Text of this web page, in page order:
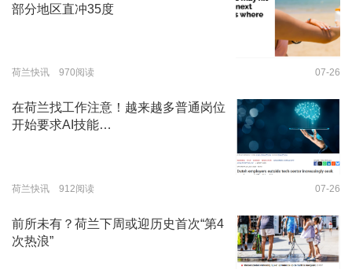
部分地区直冲35度
荷兰快讯 970阅读 07-26
在荷兰找工作注意！越来越多普通岗位
开始要求AI技能…
荷兰快讯 912阅读 07-26
前所未有？荷兰下周或迎历史首次“第4
次热浪”